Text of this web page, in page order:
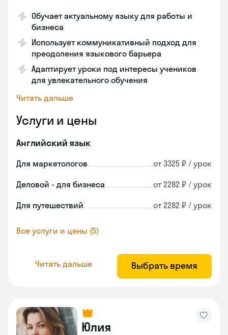
Обучает актуальному языку для работы и
бизнеса
Использует коммуникативный подход для
преодоления языкового барьера
Адаптирует уроки под интересы учеников
для увлекательного обучения
Читать дальше
Услуги и цены
Английский язык
Для маркетологов от 3325 ₽ / урок
Деловой - для бизнеса от 2282 ₽ / урок
Для путешествий от 2282 ₽ / урок
Все услуги и цены (5)
Читать дальше Выбрать время
Юлия